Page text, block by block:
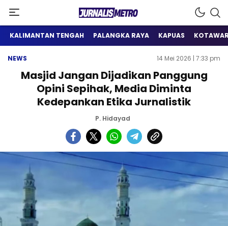
Jurnalis Metro
Satu Wadah Informasi
KALIMANTAN TENGAH PALANGKA RAYA KAPUAS
NEWS 14 Mei 2026 | 7:33 pm
Masjid Jangan Dijadikan Panggung
Opini Sepihak, Media Diminta
Kedepankan Etika Jurnalistik
P. Hidayad